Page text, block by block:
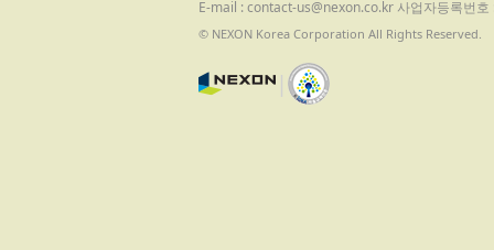
E-mail : contact-us@nexon.co.kr 사업자등록번
© NEXON Korea Corporation All Rights Reserved.
|